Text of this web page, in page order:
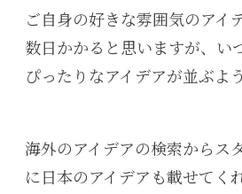
ご自身の好きな雰囲気のアイ
数日かかると思いますが、い
ぴったりなアイデアが並ぶよ
海外のアイデアの検索からス
に日本のアイデアも載せてく